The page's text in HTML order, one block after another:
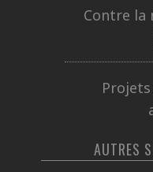
Contre la
AUTRES